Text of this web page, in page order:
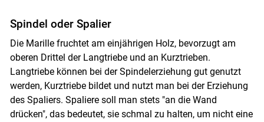
Spindel oder Spalier
Die Marille fruchtet am einjährigen Holz, bevorzugt am
oberen Drittel der Langtriebe und an Kurztrieben.
Langtriebe können bei der Spindelerziehung gut genutzt
werden, Kurztriebe bildet und nutzt man bei der Erziehung
des Spaliers. Spaliere soll man stets "an die Wand
drücken", das bedeutet, sie schmal zu halten, um nicht eine